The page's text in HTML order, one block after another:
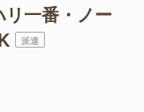
リ一番・ノー
派遣